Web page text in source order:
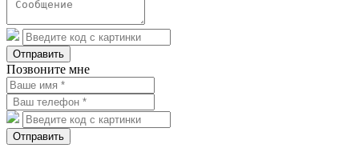
Отправить
Позвоните мне
Отправить